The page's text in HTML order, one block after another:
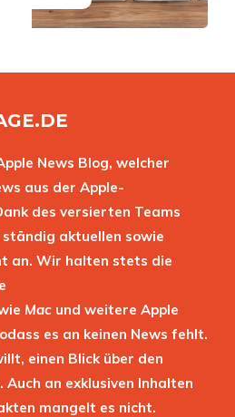
News Blog, welcher
aus der Apple-
des versierten Teams
aktuellen sowie
an. Wir halten stets die
Mac und weitere Apple
es an keinen News fehlt.
einen Blick über den
an exklusiven Inhalten
mangelt es nicht.